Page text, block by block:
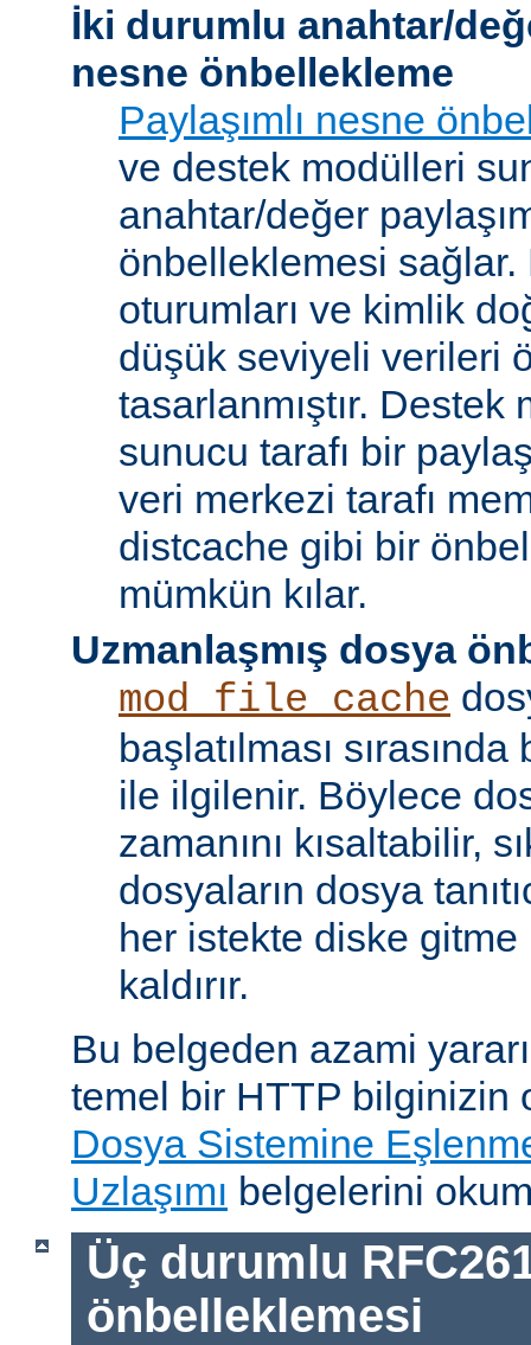
İki durumlu anahtar/
nesne önbellekleme
Paylaşımlı nesne
ve destek modülleri
anahtar/değer
önbelleklemesi
oturumları ve kimlik
düşük seviyeli verileri
tasarlanmıştır.
sunucu tarafı bir
veri merkezi tarafı
distcache gibi bir
mümkün kılar.
Uzmanlaşmış dosya
mod_file_cache
başlatılması
ile ilgilenir. Böylece
zamanını kısaltabilir,
dosyaların dosya
her istekte diske gitme
kaldırır.
Bu belgeden azami
temel bir HTTP bilginizin
Dosya Sistemine
Uzlaşımı belgelerini
Üç durumlu
önbelleklemesi